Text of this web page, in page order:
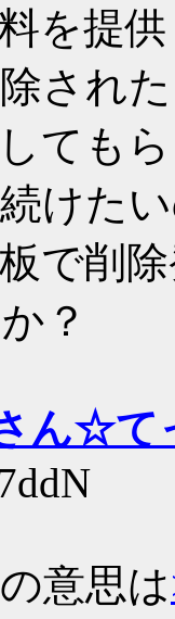
を提
された
ても
けた
で削
？
ん☆て
意思は